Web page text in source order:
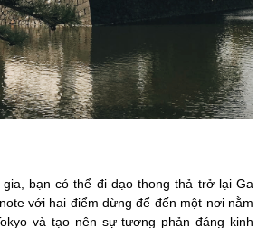
bạn có thể đi dạo thong thả trở lại Ga
với hai điểm dừng để đến một nơi nằm
và tạo nên sự tương phản đáng kinh